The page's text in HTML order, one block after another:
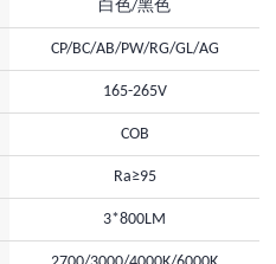
白色/黑色
CP/BC/AB/PW/RG/GL/AG
165-265V
COB
Ra≥95
3*800LM